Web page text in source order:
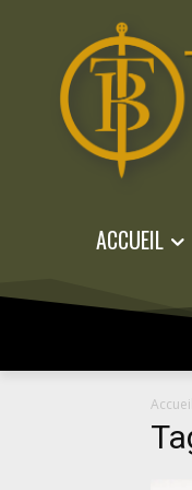
ACCUEIL
Accueil